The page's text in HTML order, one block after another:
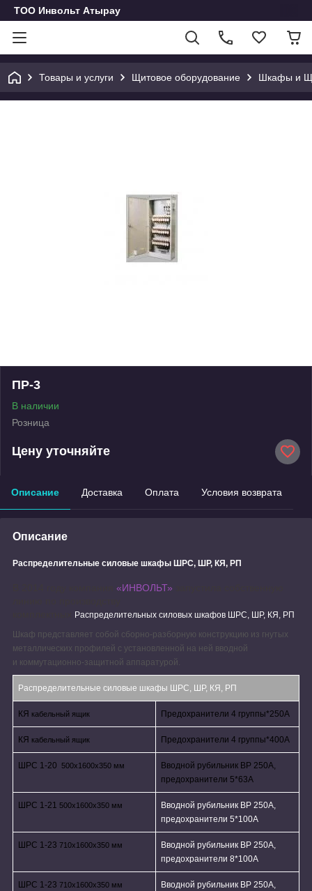
ТОО Инвольт Атырау
Товары и услуги Щитовое оборудование Шкафы и
ПР-3
В наличии
Розница
Цену уточняйте
Описание Доставка Оплата Условия возврата
Описание
Распределительные силовые шкафы ШРС, ШР, КЯ, РП
«ИНВОЛЬТ»
Распределительных силовых шкафов ШРС, ШР, КЯ, РП
Шкаф представляет собой сборно-разборную конструкцию из гнутых
металлических профилей с установленной на ней вводной
и коммутационно-защитной аппаратурой.
Распределительные силовые шкафы ШРС, ШР, КЯ, РП
КЯ кабельный ящик Предохранители 4 группы*250A
КЯ кабельный ящик Предохранители 4 группы*400A
ШРС 1-20500х1600х350 мм
Вводной рубильник ВР 250А,
предохранители 5*63А
ШРС 1-21500х1600х350 мм
Вводной рубильник ВР 250А,
предохранители 5*100А
ШРС 1-23710х1600х350 мм
Вводной рубильник ВР 250А,
предохранители 8*100А
ШРС 1-23710х1600х350 мм
Вводной рубильник ВР 250А,